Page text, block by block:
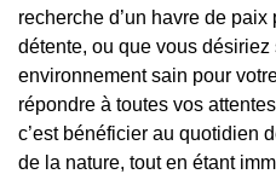
recherche d’un havre de
détente, ou que vous désiriez
environnement sain pour
répondre à toutes vos
c’est bénéficier au quotidien
de la nature, tout en étant